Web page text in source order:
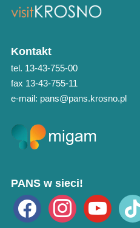
Kontakt
tel. 13-43-755-00
fax 13-43-755-11
e-mail: pans@pans.krosno.pl
PANS w sieci!
facebook instagramyoutube tiktok